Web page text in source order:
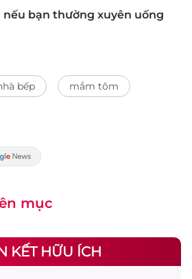
nếu bạn thường xuyên uống
bếp mắm tôm
mục
KẾT HỮU ÍCH